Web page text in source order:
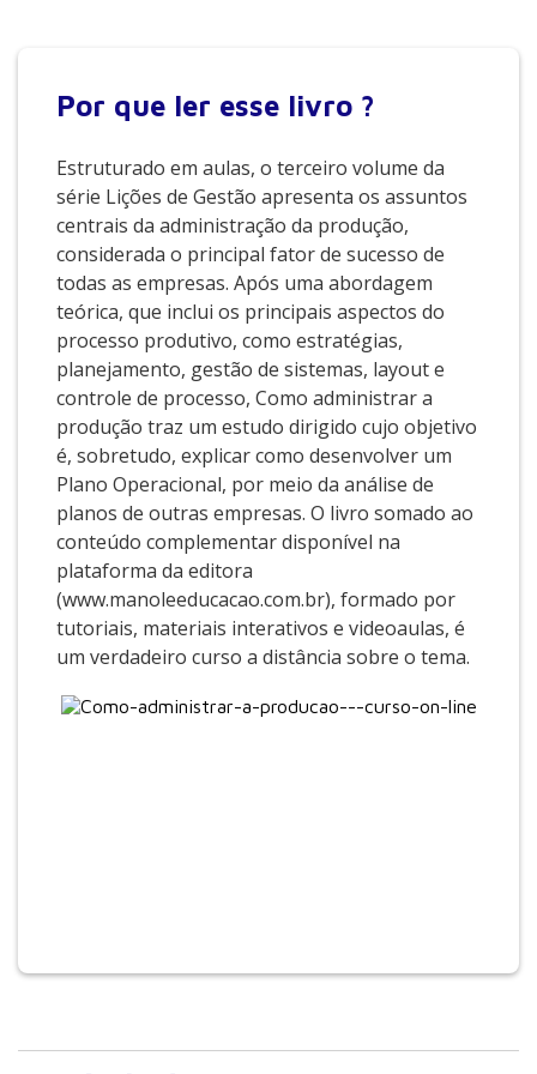
Por que ler esse livro ?
Estruturado em aulas, o terceiro volume da
série Lições de Gestão apresenta os assuntos
centrais da administração da produção,
considerada o principal fator de sucesso de
todas as empresas. Após uma abordagem
teórica, que inclui os principais aspectos do
processo produtivo, como estratégias,
planejamento, gestão de sistemas, layout e
controle de processo, Como administrar a
produção traz um estudo dirigido cujo objetivo
é, sobretudo, explicar como desenvolver um
Plano Operacional, por meio da análise de
planos de outras empresas. O livro somado ao
conteúdo complementar disponível na
plataforma da editora
(www.manoleeducacao.com.br), formado por
tutoriais, materiais interativos e videoaulas, é
um verdadeiro curso a distância sobre o tema.